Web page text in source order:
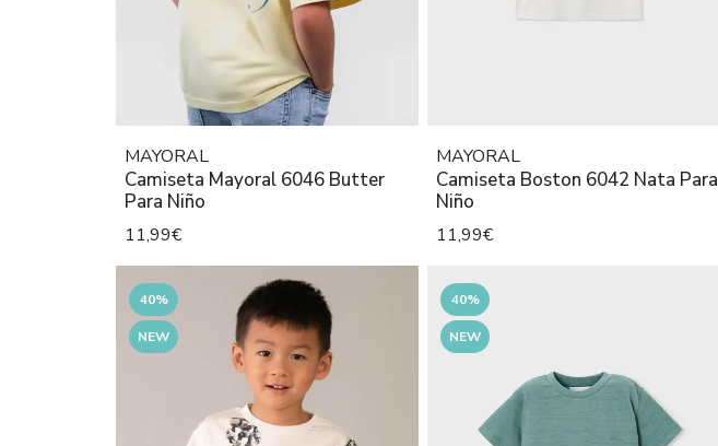
MAYORAL
Camiseta Mayoral 6046 Butter
Para Niño
11,99€
MAYORAL
Camiseta Boston 6042 Nata Para
Niño
11,99€
40%
NEW
40%
NEW